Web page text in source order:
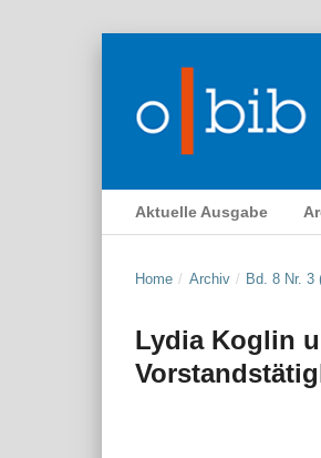
Aktuelle Ausgabe
Home / Archiv / Bd. 8 Nr. 3
Lydia Koglin